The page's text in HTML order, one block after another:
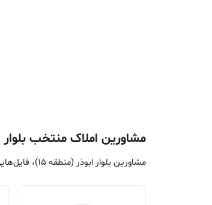
مشاورین املاک منتخب بلوار
مشاورین بلوار ابوذر (منطقه 15)، فایل‌هایی دارن که هنوز فرصت نکردن آگهی کنن. با مشاورین منتخب تماس بگیرین تا ملک مورد نظرتون رو پیدا کنین.